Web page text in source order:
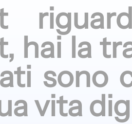
hai la
sono
vita